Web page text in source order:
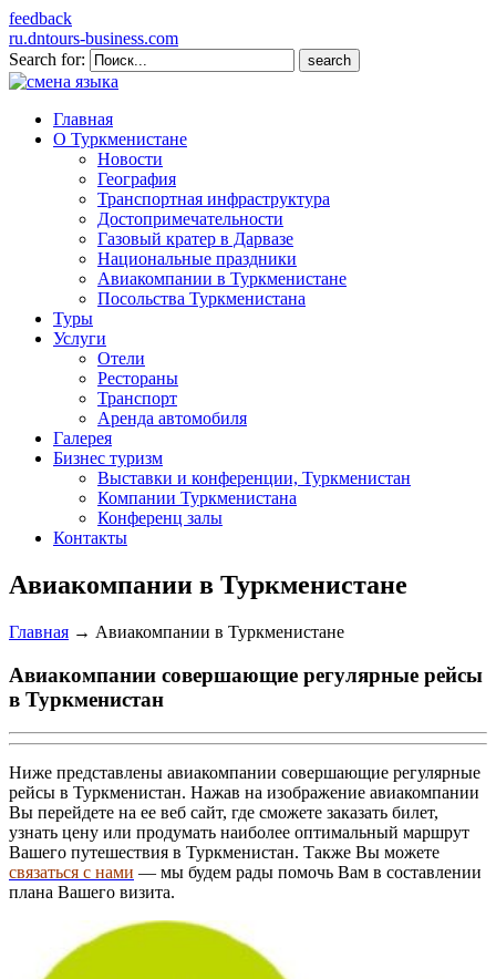
feedback
ru.dntours-business.com
Search for:
Главная
О Туркменистане
Новости
География
Транспортная инфраструктура
Достопримечательности
Газовый кратер в Дарвазе
Национальные праздники
Авиакомпании в Туркменистане
Посольства Туркменистана
Туры
Услуги
Отели
Рестораны
Транспорт
Аренда автомобиля
Галерея
Бизнес туризм
Выставки и конференции, Туркменистан
Компании Туркменистана
Конференц залы
Контакты
Авиакомпании в Туркменистане
Главная → Авиакомпании в Туркменистане
Авиакомпании совершающие регулярные рейсы
в Туркменистан
Ниже представлены авиакомпании совершающие регулярные
рейсы в Туркменистан. Нажав на изображение авиакомпании
Вы перейдете на ее веб сайт, где сможете заказать билет,
узнать цену или продумать наиболее оптимальный маршрут
Вашего путешествия в Туркменистан. Также Вы можете
связаться с нами — мы будем рады помочь Вам в составлении
плана Вашего визита.